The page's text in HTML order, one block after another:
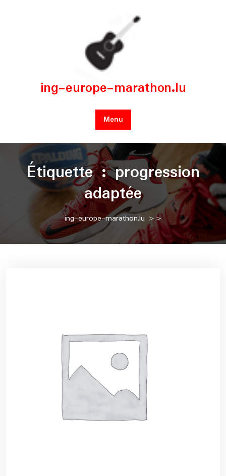
ing-europe-marathon.lu
Menu
Étiquette :progression
adaptée
ing-europe-marathon.lu >>